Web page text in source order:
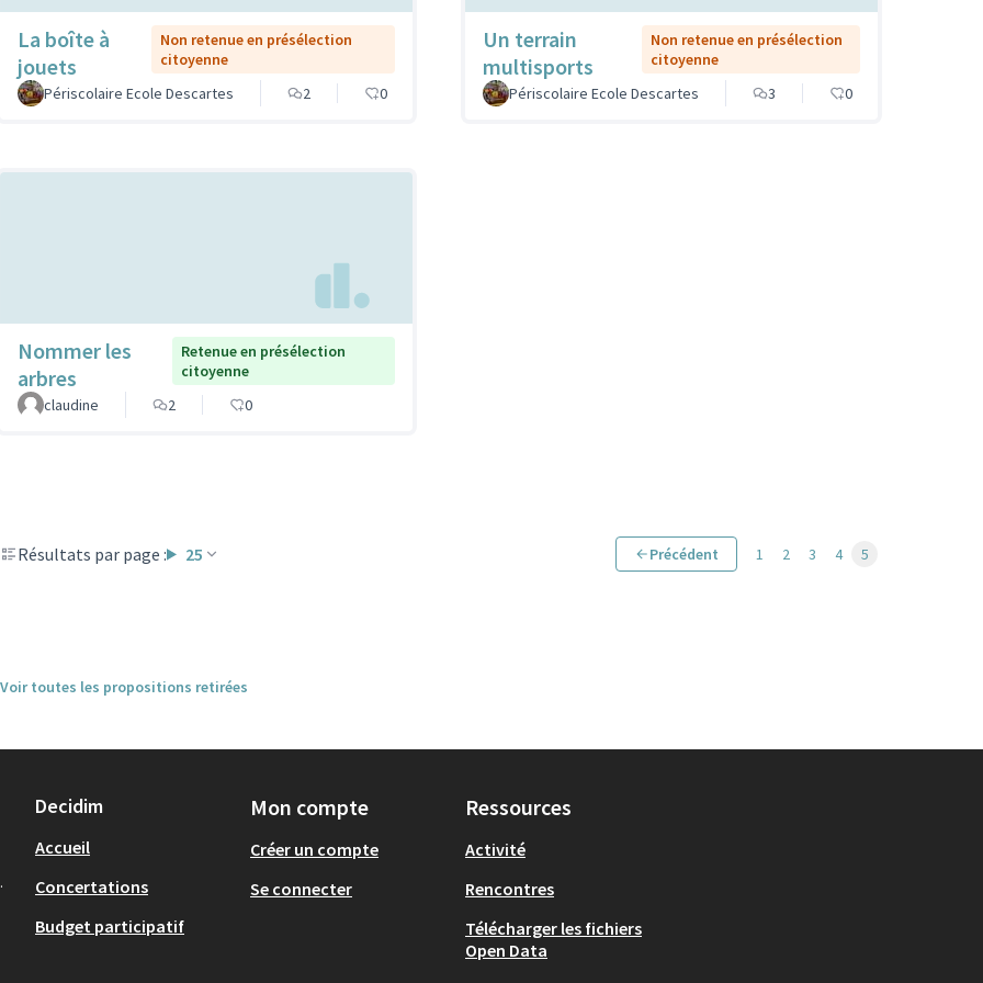
La boîte à
jouets
Non retenue en présélection
citoyenne
Périscolaire Ecole Descartes
2 0
Un terrain
multisports
Non retenue en présélection
citoyenne
Périscolaire Ecole Descartes
3 0
Nommer les
arbres
Retenue en présélection
citoyenne
claudine
2 0
Résultats par page : 25 Précédent 1 2 3 4 5
Voir toutes les propositions retirées
Decidim
Accueil
Concertations
Budget participatif
Mon compte
Créer un compte
Se connecter
Ressources
Activité
Rencontres
Télécharger les fichiers
Open Data